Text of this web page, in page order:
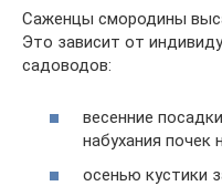
Саженцы смородины
Это зависит от
садоводов:
весенние
набухания почек
осенью кустики